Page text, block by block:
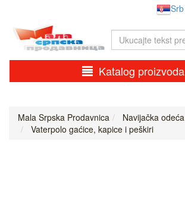
Srb
Katalog proizvoda
Mala Srpska Prodavnica
Navijačka odeća
Vaterpolo gaćice, kapice i peškiri